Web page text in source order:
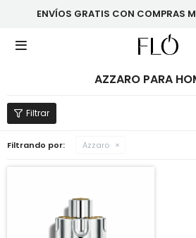
ENVÍOS GRATIS CON COMPRAS

AZZARO PARA
Filtrando por: Azzaro